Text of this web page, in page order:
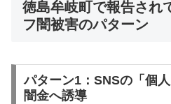
徳島牟岐町で報告され
フ闇被害のパターン
パターン1：SNSの「個
闇金へ誘導